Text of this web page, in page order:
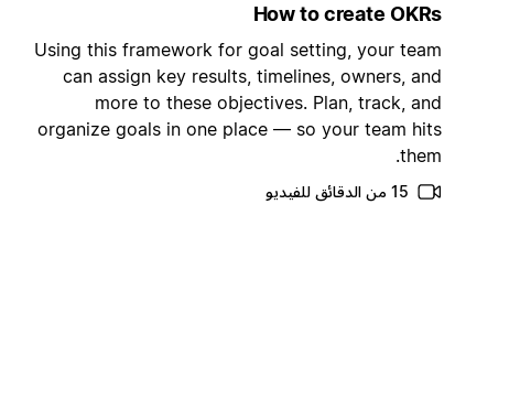
How to create OKRs
Using this framework for goal setting, your team
can assign key results, timelines, owners, and
more to these objectives. Plan, track, and
organize goals in one place — so your team hits
them.
15 من الدقائق للفيديو